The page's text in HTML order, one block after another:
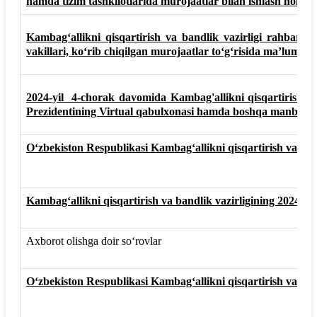
Kambag‘allikni qisqartirish va bandlik vazirligi
vakillari, ko‘rib chiqilgan murojaatlar to‘g‘risida ma’lumot
2024-yil 4-chorak davomida Kambag'allikni qisqartirish
Prezidentining Virtual qabulxonasi hamda boshqa
O‘zbekiston Respublikasi Kambag‘allikni qisqartirish va
Kambag‘allikni qisqartirish va bandlik vazirligining 2024-
Axborot olishga doir so‘rovlar
O‘zbekiston Respublikasi Kambag‘allikni qisqartirish va